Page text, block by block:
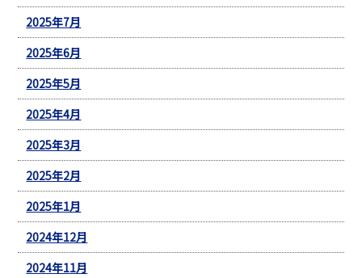
2025年7月
2025年6月
2025年5月
2025年4月
2025年3月
2025年2月
2025年1月
2024年12月
2024年11月